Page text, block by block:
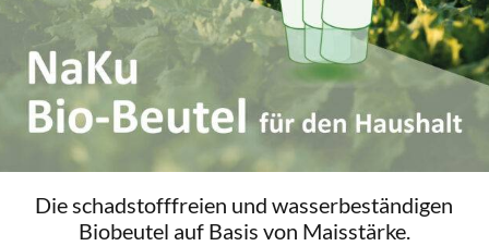
Die schadstofffreien und wasserbeständigen
Biobeutel auf Basis von Maisstärke.